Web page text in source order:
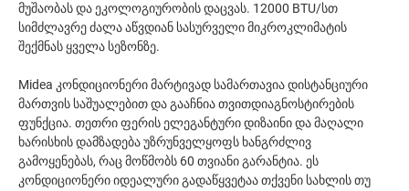
მუშაობას და ეკოლოგიურობის დაცვას. 12000 BTU/სთ
სიმძლავრე ძალა აწვდიან სასურველი მიკროკლიმატის
შექმნას ყველა სეზონზე.
Midea კონდიციონერი მარტივად სამართავია დისტანციური
მართვის საშუალებით და გააჩნია თვითდიაგნოსტირების
ფუნქცია. თეთრი ფერის ელეგანტური დიზაინი და მაღალი
ხარისხის დამზადება უზრუნველყოფს ხანგრძლივ
გამოყენებას, რაც მოწმობს 60 თვიანი გარანტია. ეს
კონდიციონერი იდეალური გადაწყვეტაა თქვენი სახლის თუ